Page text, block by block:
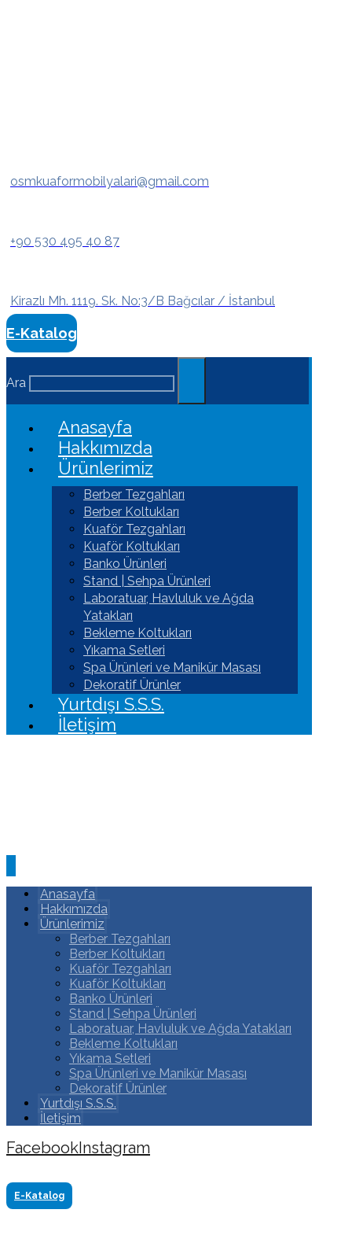
osmkuaformobilyalari@gmail.com
+90 530 495 40 87
Kirazlı Mh. 1119. Sk. No:3/B Bağcılar / İstanbul
E-Katalog
Ara
Anasayfa
Hakkımızda
Ürünlerimiz
Berber Tezgahları
Berber Koltukları
Kuaför Tezgahları
Kuaför Koltukları
Banko Ürünleri
Stand | Sehpa Ürünleri
Laboratuar, Havluluk ve Ağda
Yatakları
Bekleme Koltukları
Yıkama Setleri
Spa Ürünleri ve Manikür Masası
Dekoratif Ürünler
Yurtdışı S.S.S.
İletişim
Anasayfa
Hakkımızda
Ürünlerimiz
Berber Tezgahları
Berber Koltukları
Kuaför Tezgahları
Kuaför Koltukları
Banko Ürünleri
Stand | Sehpa Ürünleri
Laboratuar, Havluluk ve Ağda Yatakları
Bekleme Koltukları
Yıkama Setleri
Spa Ürünleri ve Manikür Masası
Dekoratif Ürünler
Yurtdışı S.S.S.
İletişim
FacebookInstagram
www.akasyareklam.com
E-Katalog